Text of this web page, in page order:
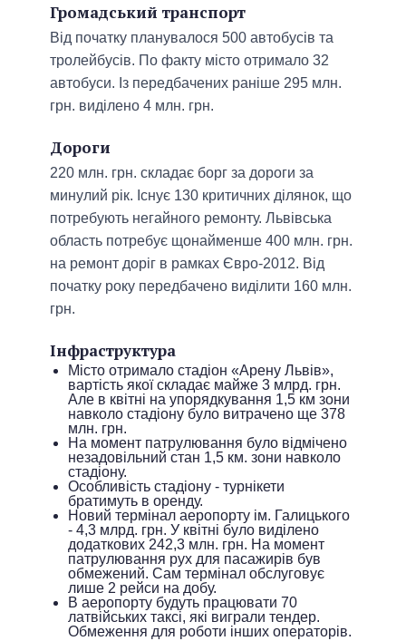
Громадський транспорт
Від початку планувалося 500 автобусів та
тролейбусів. По факту місто отримало 32
автобуси. Із передбачених раніше 295 млн.
грн. виділено 4 млн. грн.
Дороги
220 млн. грн. складає борг за дороги за
минулий рік. Існує 130 критичних ділянок, що
потребують негайного ремонту. Львівська
область потребує щонайменше 400 млн. грн.
на ремонт доріг в рамках Євро-2012. Від
початку року передбачено виділити 160 млн.
грн.
Інфраструктура
Місто отримало стадіон «Арену Львів»,
вартість якої складає майже 3 млрд. грн.
Але в квітні на упорядкування 1,5 км зони
навколо стадіону було витрачено ще 378
млн. грн.
На момент патрулювання було відмічено
незадовільний стан 1,5 км. зони навколо
стадіону.
Особливість стадіону - турнікети
братимуть в оренду.
Новий термінал аеропорту ім. Галицького
- 4,3 млрд. грн. У квітні було виділено
додаткових 242,3 млн. грн. На момент
патрулювання рух для пасажирів був
обмежений. Сам термінал обслуговує
лише 2 рейси на добу.
В аеропорту будуть працювати 70
латвійських таксі, які виграли тендер.
Обмеження для роботи інших операторів.